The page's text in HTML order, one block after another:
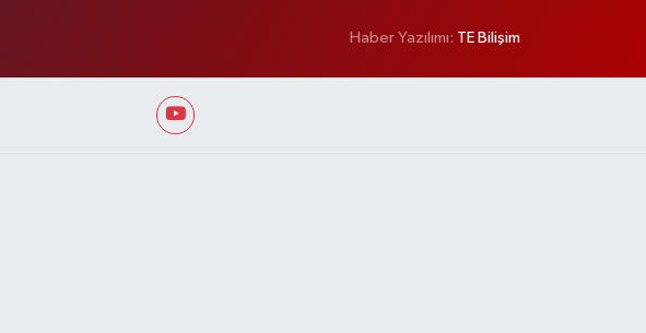
Haber Yazılımı: TE Bilişim